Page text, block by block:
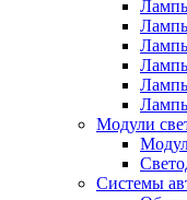
Модули
Системы